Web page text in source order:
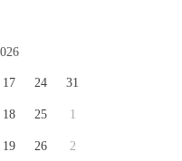
17
18
19
24
25
26
31
1
2